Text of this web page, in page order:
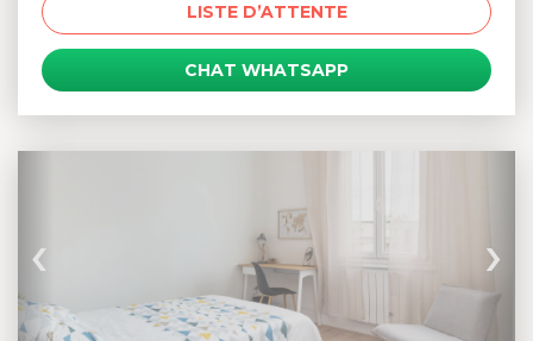
LISTE D’ATTENTE
CHAT WHATSAPP
‹ ›